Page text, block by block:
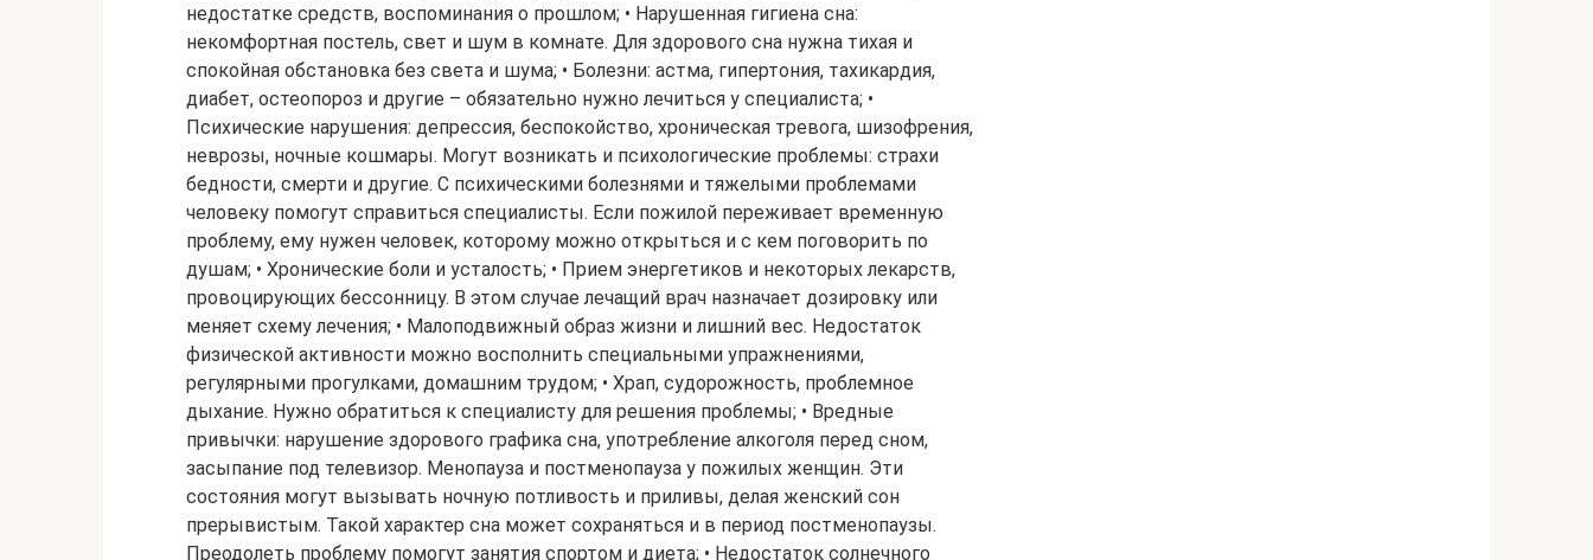
недостатке средств, воспоминания о прошлом; • Нарушенная гигиена сна:
некомфортная постель, свет и шум в комнате. Для здорового сна нужна тихая и
спокойная обстановка без света и шума; • Болезни: астма, гипертония, тахикардия,
диабет, остеопороз и другие – обязательно нужно лечиться у специалиста; •
Психические нарушения: депрессия, беспокойство, хроническая тревога, шизофрения,
неврозы, ночные кошмары. Могут возникать и психологические проблемы: страхи
бедности, смерти и другие. С психическими болезнями и тяжелыми проблемами
человеку помогут справиться специалисты. Если пожилой переживает временную
проблему, ему нужен человек, которому можно открыться и с кем поговорить по
душам; • Хронические боли и усталость; • Прием энергетиков и некоторых лекарств,
провоцирующих бессонницу. В этом случае лечащий врач назначает дозировку или
меняет схему лечения; • Малоподвижный образ жизни и лишний вес. Недостаток
физической активности можно восполнить специальными упражнениями,
регулярными прогулками, домашним трудом; • Храп, судорожность, проблемное
дыхание. Нужно обратиться к специалисту для решения проблемы; • Вредные
привычки: нарушение здорового графика сна, употребление алкоголя перед сном,
засыпание под телевизор. Менопауза и постменопауза у пожилых женщин. Эти
состояния могут вызывать ночную потливость и приливы, делая женский сон
прерывистым. Такой характер сна может сохраняться и в период постменопаузы.
Преодолеть проблему помогут занятия спортом и диета; • Недостаток солнечного